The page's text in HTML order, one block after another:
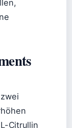
Citrullin